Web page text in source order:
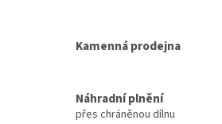
Kamenná prodejna
Náhradní plnění
přes chráněnou dílnu